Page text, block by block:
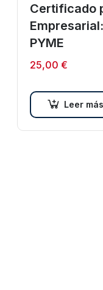
Certificado
PYME
25,00 €
Leer más